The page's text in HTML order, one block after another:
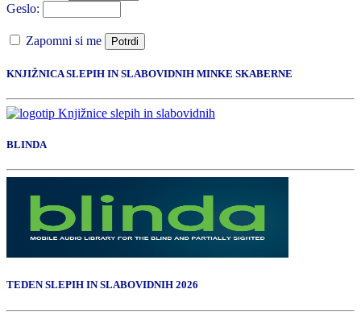
Geslo:
Zapomni si me Potrdi
KNJIŽNICA SLEPIH IN SLABOVIDNIH MINKE SKABERNE
BLINDA
TEDEN SLEPIH IN SLABOVIDNIH 2026